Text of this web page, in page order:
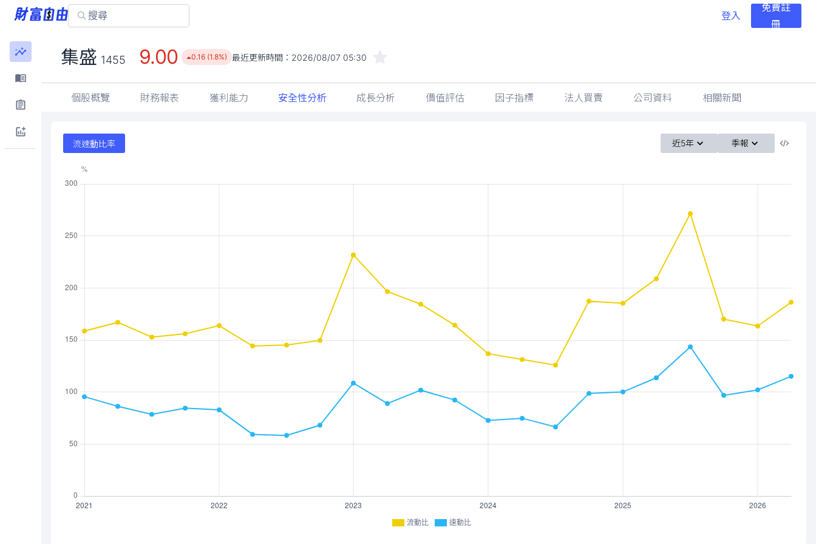
登入
免費註
冊
集盛 1455 9.00 0.16 (1.8%) 最近更新時間： 2026/08/07 05:30
個股概覽 財務報表 獲利能力 安全性分析 成長分析 價值評估 因子指標 法人買賣 公司資料 相關新聞
流速動比率 近5年 季報
流動比 速動比